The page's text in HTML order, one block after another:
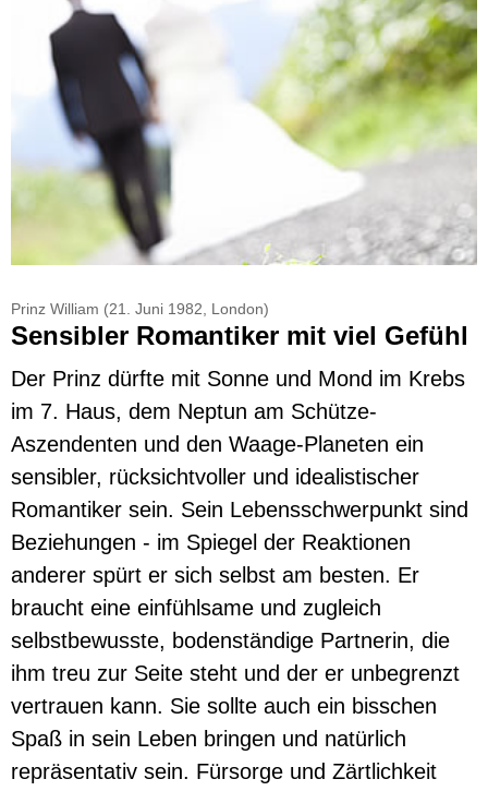
Prinz William (21. Juni 1982, London)
Sensibler Romantiker mit viel Gefühl
Der Prinz dürfte mit Sonne und Mond im Krebs
im 7. Haus, dem Neptun am Schütze-
Aszendenten und den Waage-Planeten ein
sensibler, rücksichtvoller und idealistischer
Romantiker sein. Sein Lebensschwerpunkt sind
Beziehungen - im Spiegel der Reaktionen
anderer spürt er sich selbst am besten. Er
braucht eine einfühlsame und zugleich
selbstbewusste, bodenständige Partnerin, die
ihm treu zur Seite steht und der er unbegrenzt
vertrauen kann. Sie sollte auch ein bisschen
Spaß in sein Leben bringen und natürlich
repräsentativ sein. Fürsorge und Zärtlichkeit